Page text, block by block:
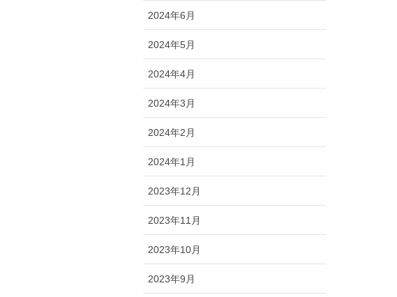
2024年6月
2024年5月
2024年4月
2024年3月
2024年2月
2024年1月
2023年12月
2023年11月
2023年10月
2023年9月